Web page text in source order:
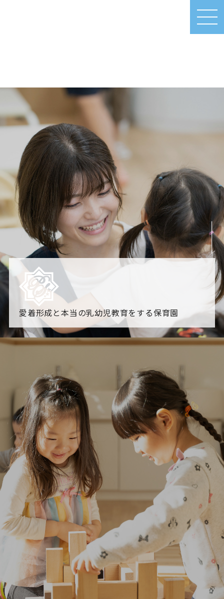
MEN
U
愛着形成と本当の乳幼児教育をする保育園
園からのお知らせ
「すくすく子育て」でリトルスター保育園が紹介されま
各園のブログ
2026.08.06 赤しそジュース作り～にじ組～2026.08.0
5 【そら組】誕生会
一覧を見る